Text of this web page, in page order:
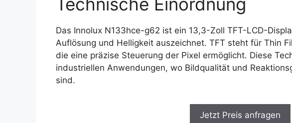
Das Innolux N133hce-g62 ist ein 13,3-Zoll TFT-LCD-
Auflösung und Helligkeit auszeichnet. TFT steht für Thin
die eine präzise Steuerung der Pixel ermöglicht. Diese
industriellen Anwendungen, wo Bildqualität und
sind.
Jetzt Preis anfragen